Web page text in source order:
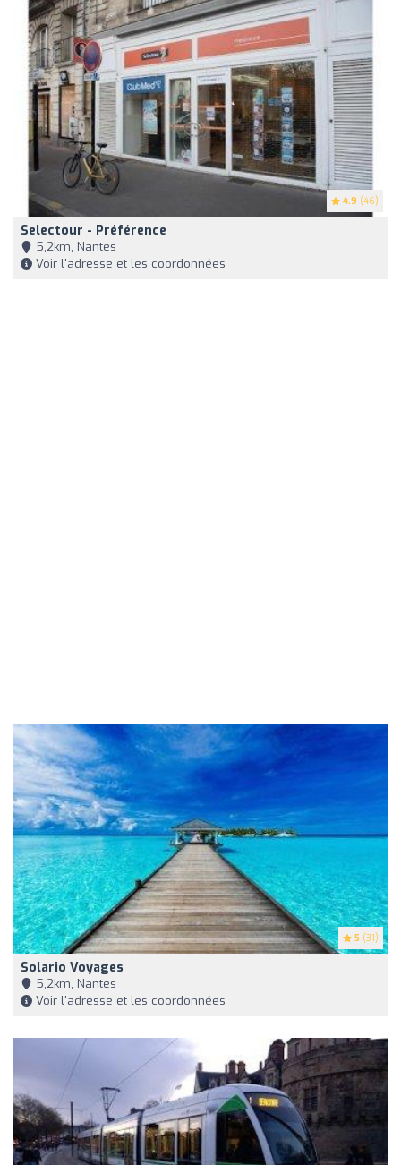
4.9 (46)
Selectour - Préférence
5,2km, Nantes
Voir l'adresse et les coordonnées
5 (31)
Solario Voyages
5,2km, Nantes
Voir l'adresse et les coordonnées